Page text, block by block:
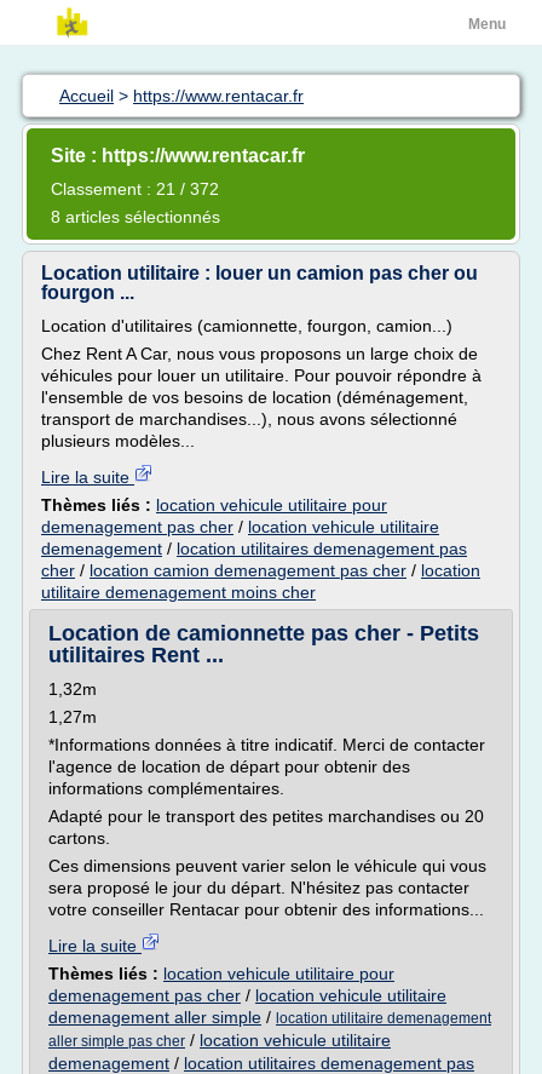
Menu
Accueil > https://www.rentacar.fr
Site : https://www.rentacar.fr
Classement : 21 / 372
8 articles sélectionnés
Location utilitaire : louer un camion pas cher ou
fourgon ...
Location d'utilitaires (camionnette, fourgon, camion...)
Chez Rent A Car, nous vous proposons un large choix de
véhicules pour louer un utilitaire. Pour pouvoir répondre à
l'ensemble de vos besoins de location (déménagement,
transport de marchandises...), nous avons sélectionné
plusieurs modèles...
Lire la suite
Thèmes liés : location vehicule utilitaire pour
demenagement pas cher / location vehicule utilitaire
demenagement / location utilitaires demenagement pas
cher / location camion demenagement pas cher / location
utilitaire demenagement moins cher
Location de camionnette pas cher - Petits
utilitaires Rent ...
1,32m
1,27m
*Informations données à titre indicatif. Merci de contacter
l'agence de location de départ pour obtenir des
informations complémentaires.
Adapté pour le transport des petites marchandises ou 20
cartons.
Ces dimensions peuvent varier selon le véhicule qui vous
sera proposé le jour du départ. N'hésitez pas contacter
votre conseiller Rentacar pour obtenir des informations...
Lire la suite
Thèmes liés : location vehicule utilitaire pour
demenagement pas cher / location vehicule utilitaire
demenagement aller simple / location utilitaire demenagement
aller simple pas cher / location vehicule utilitaire
demenagement / location utilitaires demenagement pas